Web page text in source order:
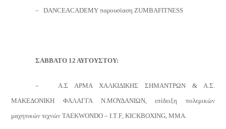
–DANCEACADEMY παρουσίασηZUMBAFITNESS
ΣΑΒΒΑΤΟ 12 ΑΥΓΟΥΣΤΟΥ:
– Α.Σ ΑΡΜΑ ΧΑΛΚΙΔΙΚΗΣ ΣΗΜΑΝΤΡΩΝ & Α.Σ.
ΜΑΚΕΔΟΝΙΚΗ ΦΑΛΑΓΓΑ Ν.ΜΟΥΔΑΝΙΩΝ, επίδειξη πολεμικών
μαχητικών τεχνώνTAEKWONDO –I.T.F,KICKBOXING,MMA.